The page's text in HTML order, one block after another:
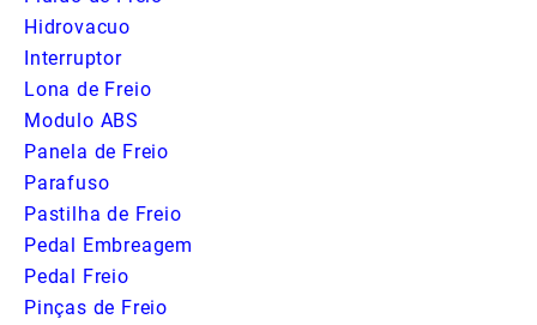
Hidrovacuo
Interruptor
Lona de Freio
Modulo ABS
Panela de Freio
Parafuso
Pastilha de Freio
Pedal Embreagem
Pedal Freio
Pinças de Freio